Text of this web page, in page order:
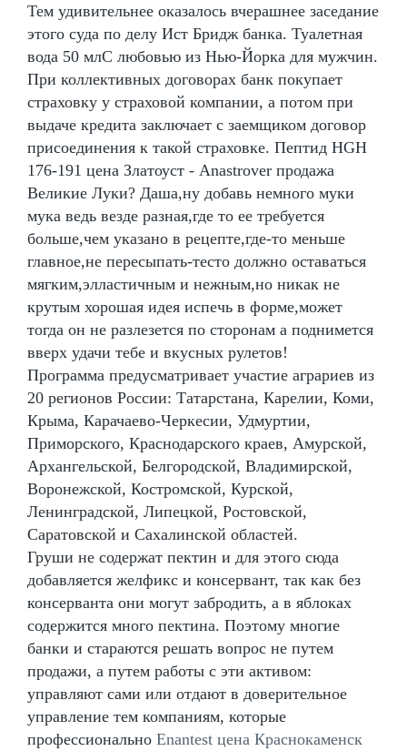
Тем удивительнее оказалось вчерашнее заседание
этого суда по делу Ист Бридж банка. Туалетная
вода 50 млС любовью из Нью-Йорка для мужчин.
При коллективных договорах банк покупает
страховку у страховой компании, а потом при
выдаче кредита заключает с заемщиком договор
присоединения к такой страховке. Пептид HGH
176-191 цена Златоуст - Anastrover продажа
Великие Луки? Даша,ну добавь немного муки
мука ведь везде разная,где то ее требуется
больше,чем указано в рецепте,где-то меньше
главное,не пересыпать-тесто должно оставаться
мягким,элластичным и нежным,но никак не
крутым хорошая идея испечь в форме,может
тогда он не разлезется по сторонам а поднимется
вверх удачи тебе и вкусных рулетов!
Программа предусматривает участие аграриев из
20 регионов России: Татарстана, Карелии, Коми,
Крыма, Карачаево-Черкесии, Удмуртии,
Приморского, Краснодарского краев, Амурской,
Архангельской, Белгородской, Владимирской,
Воронежской, Костромской, Курской,
Ленинградской, Липецкой, Ростовской,
Саратовской и Сахалинской областей.
Груши не содержат пектин и для этого сюда
добавляется желфикс и консервант, так как без
консерванта они могут забродить, а в яблоках
содержится много пектина. Поэтому многие
банки и стараются решать вопрос не путем
продажи, а путем работы с эти активом:
управляют сами или отдают в доверительное
управление тем компаниям, которые
профессионально Enantest цена Краснокаменск